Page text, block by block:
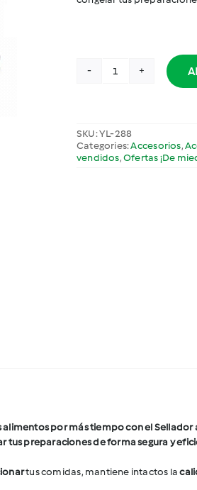
Sellador
cantidad
SKU:YL-288
Categories:Accesorios,
vendidos,Ofertas ¡De
alimentos por más tiempo con el Sellador
tus preparaciones de forma segura y
tus comidas, mantiene intactos la